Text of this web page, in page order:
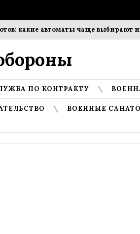
какие автоматы чаще выбирают
ПО КОНТРАКТУ
ВОЕННЫЕ